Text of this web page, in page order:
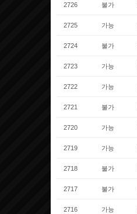
2726 불가
2725 가능
2724 불가
2723 가능
2722 가능
2721 불가
2720 가능
2719 가능
2718 불가
2717 불가
2716 가능
Sketchbook5,
Sketchbook5,